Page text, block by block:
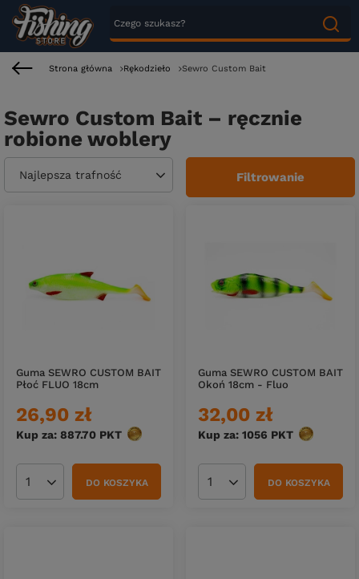
Strona główna Rękodzieło Sewro Custom Bait
Sewro Custom Bait – ręcznie
robione woblery
Zmień sortowanie
Najlepsza trafność Filtrowanie
Guma SEWRO CUSTOM BAIT
Płoć FLUO 18cm
26,90 zł
Kup za: 887.70 PKT punktów
Ilość produktówDO KOSZYKA
Guma SEWRO CUSTOM BAIT
Okoń 18cm - Fluo
32,00 zł
Kup za: 1056 PKT punktów
Ilość produktówDO KOSZYKA